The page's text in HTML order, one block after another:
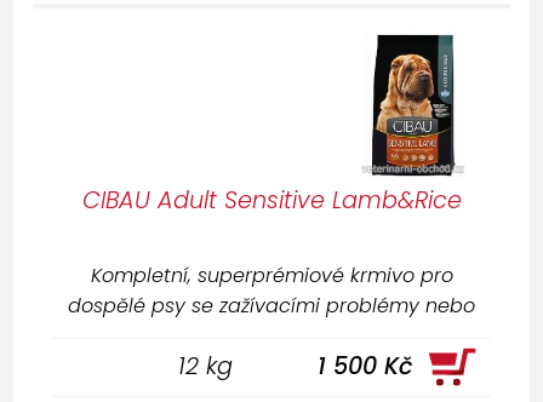
CIBAU Adult Sensitive Lamb&Rice
Kompletní, superprémiové krmivo pro
dospělé psy se zažívacími problémy nebo
12 kg
1 500 Kč